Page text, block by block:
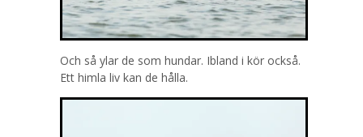
Och så ylar de som hundar. Ibland i kör också.
Ett himla liv kan de hålla.